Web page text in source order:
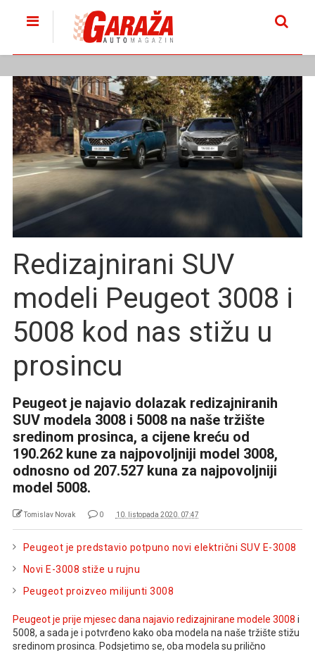
Redizajnirani SUV
modeli Peugeot 3008 i
5008 kod nas stižu u
prosincu
Peugeot je najavio dolazak redizajniranih
SUV modela 3008 i 5008 na naše tržište
sredinom prosinca, a cijene kreću od
190.262 kune za najpovoljniji model 3008,
odnosno od 207.527 kuna za najpovoljniji
model 5008.
Tomislav Novak 0 10. listopada 2020. 07:47
Peugeot je predstavio potpuno novi električni SUV E-3008
Novi E-3008 stiže u rujnu
Peugeot proizveo milijunti 3008
Peugeot je prije mjesec dana najavio redizajnirane modele 3008 i
5008, a sada je i potvrđeno kako oba modela na naše tržište stižu
sredinom prosinca. Podsjetimo se, oba modela su prilično